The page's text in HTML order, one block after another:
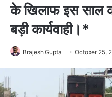
के खिलाफ इस साल
बड़ी कार्यवाही।*
Brajesh Gupta October 25,